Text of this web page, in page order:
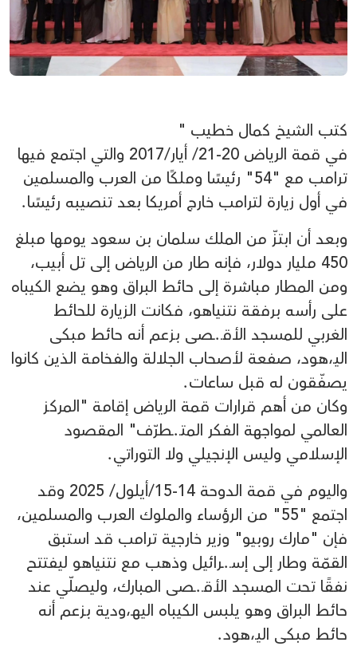
كتب الشيخ كمال خطيب "
في قمة الرياض 20-21/ أيار/2017 والتي اجتمع فيها
ترامب مع "54" رئيسًا وملكًا من العرب والمسلمين
في أول زيارة لترامب خارج أمريكا بعد تنصيبه رئيسًا.
وبعد أن ابتزّ من الملك سلمان بن سعود يومها مبلغ
450 مليار دولار، فإنه طار من الرياض إلى تل أبيب،
ومن المطار مباشرة إلى حائط البراق وهو يضع الكيباه
على رأسه برفقة نتنياهو، فكانت الزيارة للحائط
الغربي للمسجد الأقـ.ـصى بزعم أنه حائط مبكى
اليـ،هود، صفعة لأصحاب الجلالة والفخامة الذين كانوا
يصفّقون له قبل ساعات.
وكان من أهم قرارات قمة الرياض إقامة "المركز
العالمي لمواجهة الفكر المتـ.ـطرّف" المقصود
الإسلامي وليس الإنجيلي ولا التوراتي.
واليوم في قمة الدوحة 14-15/أيلول/ 2025 وقد
اجتمع "55" من الرؤساء والملوك العرب والمسلمين،
فإن "مارك روبيو" وزير خارجية ترامب قد استبق
القمّة وطار إلى إسـ.ـرائيل وذهب مع نتنياهو ليفتتح
نفقًا تحت المسجد الأقـ.ـصى المبارك، وليصلّي عند
حائط البراق وهو يلبس الكيباه اليهـ،ودية بزعم أنه
حائط مبكى اليـ،هود.